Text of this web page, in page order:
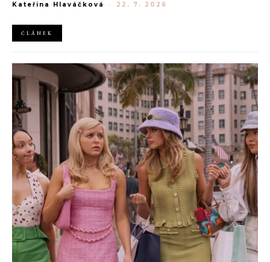
jedné z největších luxusních značek světa. V prosinci totiž v
Fall 2027.
Kateřina Hlaváčková - 22. 7. 2026
ČLÁNEK